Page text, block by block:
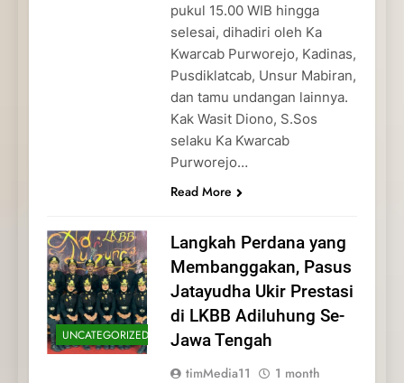
pukul 15.00 WIB hingga
selesai, dihadiri oleh Ka
Kwarcab Purworejo, Kadinas,
Pusdiklatcab, Unsur Mabiran,
dan tamu undangan lainnya.
Kak Wasit Diono, S.Sos
selaku Ka Kwarcab
Purworejo…
Read More
UNCATEGORIZED
Langkah Perdana yang
Membanggakan, Pasus
Jatayudha Ukir Prestasi
di LKBB Adiluhung Se-
Jawa Tengah
timMedia11
1 month